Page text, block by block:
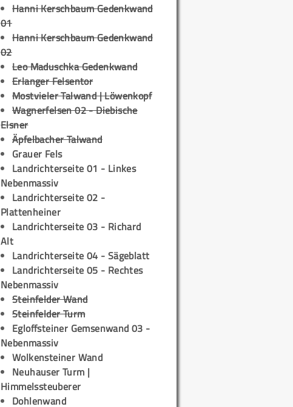
Hanni Kerschbaum Gedenkwand
01
Hanni Kerschbaum Gedenkwand
02
Leo Maduschka Gedenkwand
Erlanger Felsentor
Mostvieler Talwand | Löwenkopf
Wagnerfelsen 02 - Diebische
Elsner
Äpfelbacher Talwand
Grauer Fels
Landrichterseite 01 - Linkes
Nebenmassiv
Landrichterseite 02 -
Plattenheiner
Landrichterseite 03 - Richard
Alt
Landrichterseite 04 - Sägeblatt
Landrichterseite 05 - Rechtes
Nebenmassiv
Steinfelder Wand
Steinfelder Turm
Egloffsteiner Gemsenwand 03 -
Nebenmassiv
Wolkensteiner Wand
Neuhauser Turm |
Himmelssteuberer
Dohlenwand